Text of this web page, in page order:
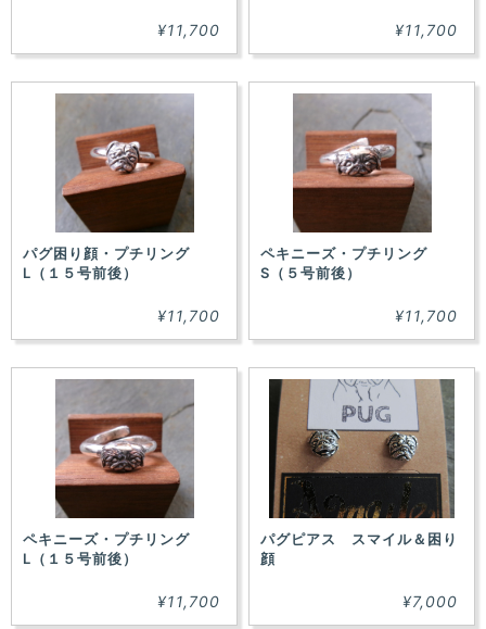
¥11,700 ¥11,700
パグ困り顔・プチリング
L（１５号前後）
¥11,700
ペキニーズ・プチリング
S（５号前後）
¥11,700
ペキニーズ・プチリング
L（１５号前後）
¥11,700
パグピアス スマイル＆困り
顔
¥7,000